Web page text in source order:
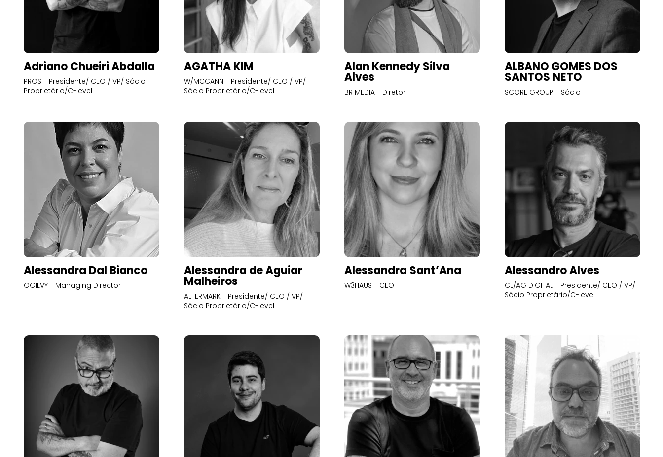
Adriano Chueiri Abdalla
PROS - Presidente/ CEO / VP/ Sócio
Proprietário/C-level
AGATHA KIM
W/MCCANN - Presidente/ CEO / VP/
Sócio Proprietário/C-level
Alan Kennedy Silva
Alves
BR MEDIA - Diretor
ALBANO GOMES DOS
SANTOS NETO
SCORE GROUP - Sócio
Alessandra Dal Bianco
OGILVY - Managing Director
Alessandra de Aguiar
Malheiros
ALTERMARK - Presidente/ CEO / VP/
Sócio Proprietário/C-level
Alessandra Sant’Ana
W3HAUS - CEO
Alessandro Alves
CL/AG DIGITAL - Presidente/ CEO / VP/
Sócio Proprietário/C-level